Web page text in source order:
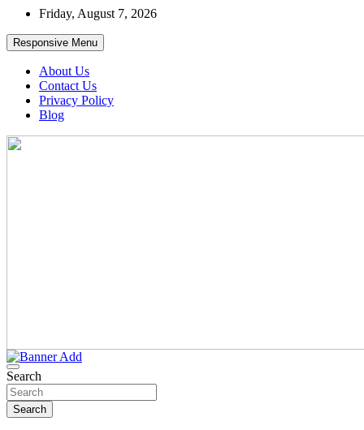
Skip
content
Friday, August 7, 2026
Responsive Menu
About Us
Contact Us
Privacy Policy
Blog
Search
Search